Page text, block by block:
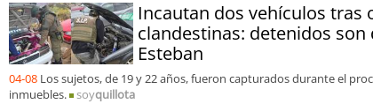
Incautan dos vehículos tras
clandestinas: detenidos son
Esteban
04-08 Los sujetos, de 19 y 22 años, fueron capturados durante el
inmuebles.
soyquillota